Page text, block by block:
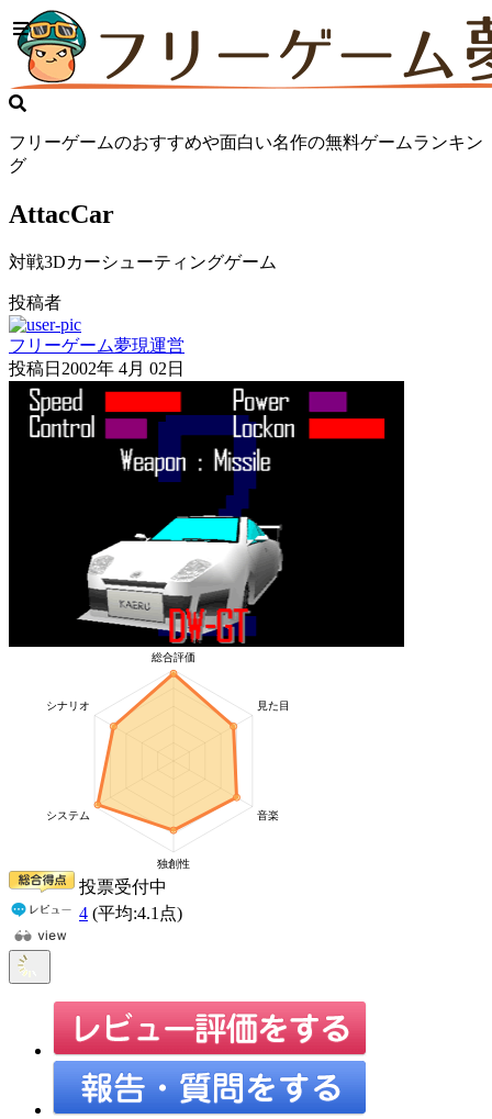
フリーゲームのおすすめや面白い名作の無料ゲームランキン
グ
AttacCar
対戦3Dカーシューティングゲーム
投稿者
フリーゲーム夢現運営
投稿日 2002年 4月 02日
投票受付中
4 (平均:4.1 点)